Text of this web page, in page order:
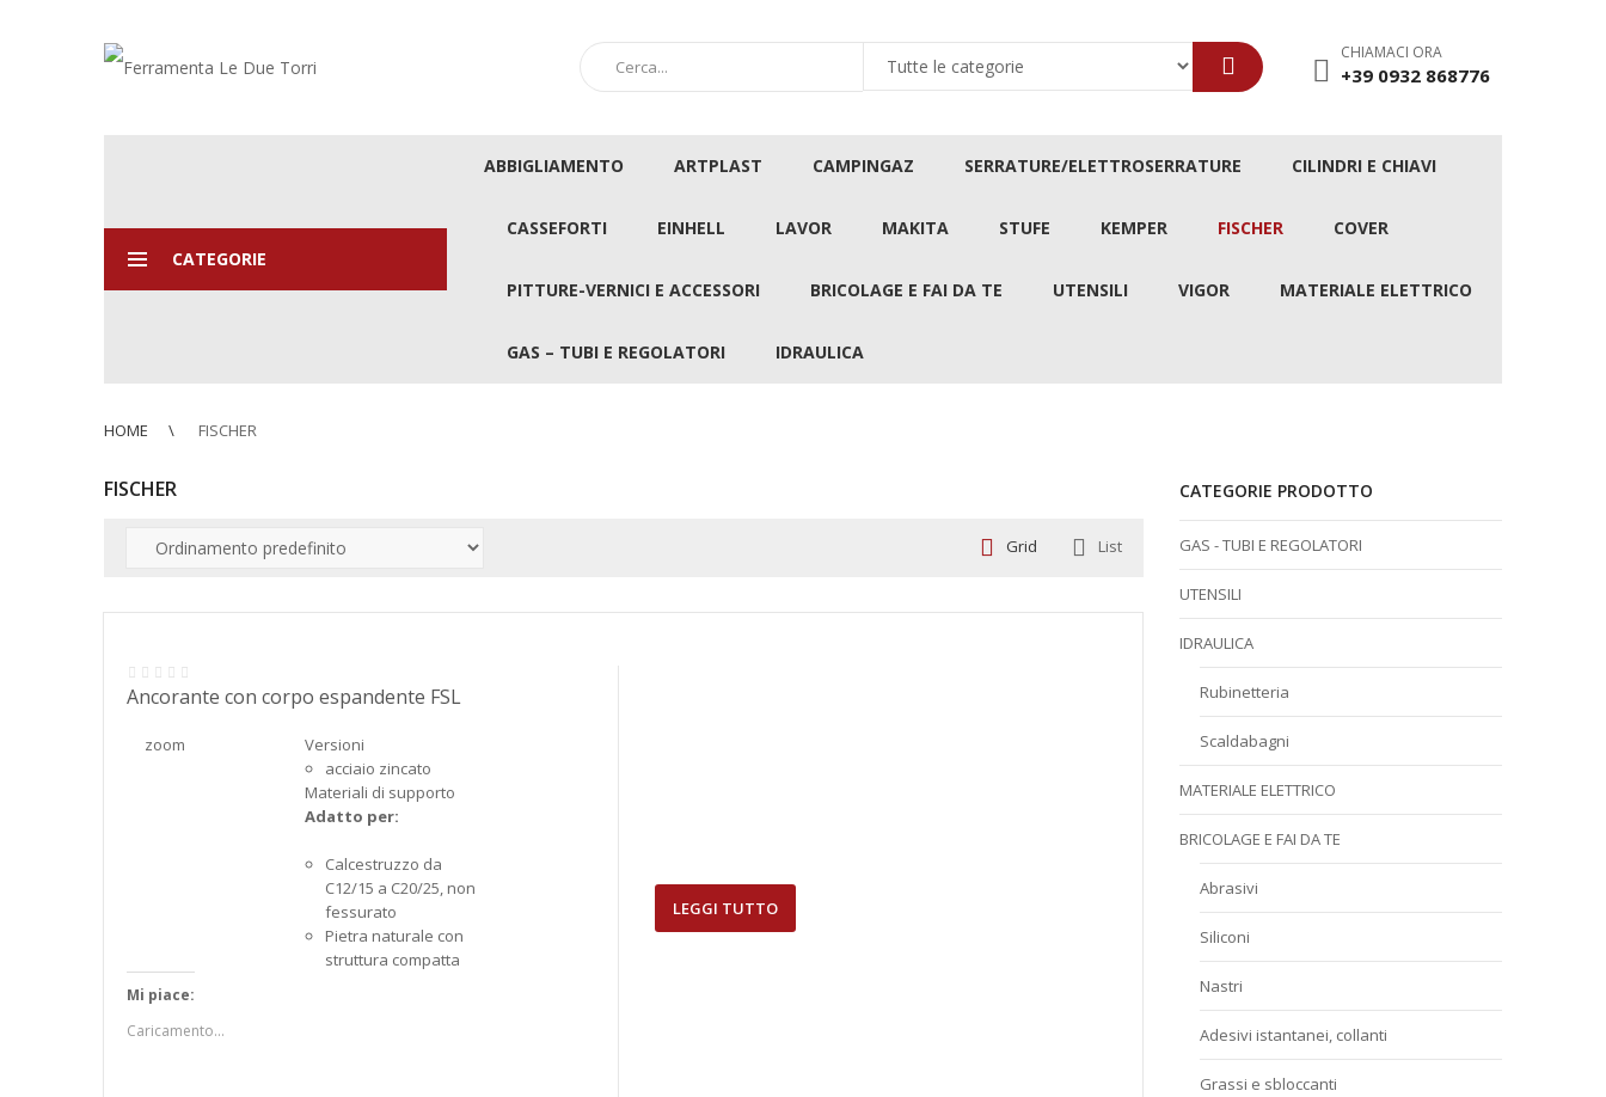
CHIAMACI ORA
+39 0932 868776
CATEGORIE
ABBIGLIAMENTO ARTPLAST CAMPINGAZ SERRATURE/ELETTROSERRATURE CILINDRI E CHIAVI
CASSEFORTI EINHELL LAVOR MAKITA STUFE KEMPER FISCHER COVER
PITTURE-VERNICI E ACCESSORI BRICOLAGE E FAI DA TE UTENSILI VIGOR MATERIALE ELETTRICO
GAS – TUBI E REGOLATORI IDRAULICA
HOME FISCHER
FISCHER
Grid List
Ancorante con corpo espandente FSL
zoom
Versioni
acciaio zincato
Materiali di supporto
Adatto per:
Calcestruzzo da
C12/15 a C20/25, non
fessurato
Pietra naturale con
struttura compatta
Mi piace:
Caricamento...
LEGGI TUTTO
CATEGORIE PRODOTTO
GAS - TUBI E REGOLATORI
UTENSILI
IDRAULICA
Rubinetteria
Scaldabagni
MATERIALE ELETTRICO
BRICOLAGE E FAI DA TE
Abrasivi
Siliconi
Nastri
Adesivi istantanei, collanti
Grassi e sbloccanti